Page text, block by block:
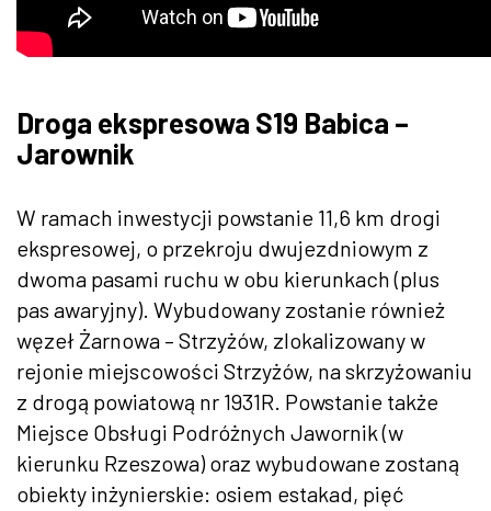
Droga ekspresowa S19 Babica –
Jarownik
W ramach inwestycji powstanie 11,6 km drogi
ekspresowej, o przekroju dwujezdniowym z
dwoma pasami ruchu w obu kierunkach (plus
pas awaryjny). Wybudowany zostanie również
węzeł Żarnowa – Strzyżów, zlokalizowany w
rejonie miejscowości Strzyżów, na skrzyżowaniu
z drogą powiatową nr 1931R. Powstanie także
Miejsce Obsługi Podróżnych Jawornik (w
kierunku Rzeszowa) oraz wybudowane zostaną
obiekty inżynierskie: osiem estakad, pięć